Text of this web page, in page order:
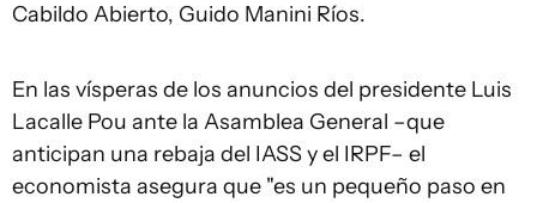
Cabildo Abierto, Guido Manini Ríos.
En las vísperas de los anuncios del presidente Luis
Lacalle Pou ante la Asamblea General –que
anticipan una rebaja del IASS y el IRPF– el
economista asegura que "es un pequeño paso en